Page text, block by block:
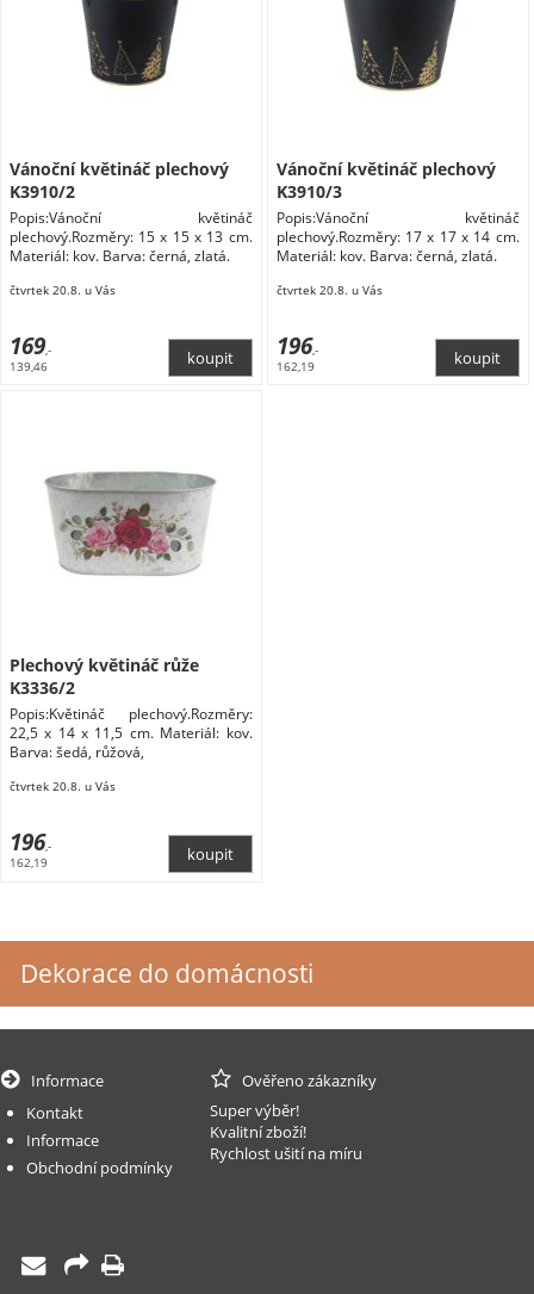
Vánoční květináč plechový
K3910/2
Popis:Vánoční květináč
plechový.Rozměry: 15 x 15 x 13 cm.
Materiál: kov. Barva: černá, zlatá.
čtvrtek 20.8. u Vás
169,-
139,46
Vánoční květináč plechový
K3910/3
Popis:Vánoční květináč
plechový.Rozměry: 17 x 17 x 14 cm.
Materiál: kov. Barva: černá, zlatá.
čtvrtek 20.8. u Vás
196,-
162,19
Plechový květináč růže
K3336/2
Popis:Květináč plechový.Rozměry:
22,5 x 14 x 11,5 cm. Materiál: kov.
Barva: šedá, růžová,
čtvrtek 20.8. u Vás
196,-
162,19
Dekorace do domácnosti
Informace
Kontakt
Informace
Obchodní podmínky
Ověřeno zákazníky
Super výběr!
Kvalitní zboží!
Rychlost ušití na míru